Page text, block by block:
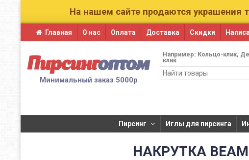
На нашем сайте продаются украшения
Главная О нас Оплата Доставка Скидки
Пирсингоптом
Минимальный заказ 5000р
Например: Кольцо-клик
клик
Пирсинг ​Иглы для пирсинга​​
НАКРУТКА